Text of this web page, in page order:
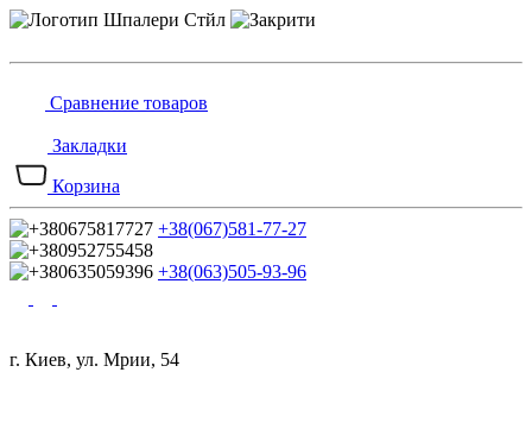
Сравнение товаров
Закладки
Корзина
+38(067)581-77-27
+38(063)505-93-96
г. Киев, ул. Мрии, 54